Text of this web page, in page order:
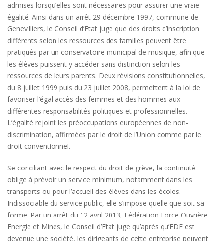
admises lorsqu’elles sont nécessaires pour assurer une vraie
égalité. Ainsi dans un arrêt 29 décembre 1997, commune de
Genevilliers, le Conseil d’Etat juge que des droits d’inscription
différents selon les ressources des familles peuvent être
pratiqués par un conservatoire municipal de musique, afin que
les élèves puissent y accéder sans distinction selon les
ressources de leurs parents. Deux révisions constitutionnelles,
du 8 juillet 1999 puis du 23 juillet 2008, permettent à la loi de
favoriser l’égal accès des femmes et des hommes aux
différentes responsabilités politiques et professionnelles.
L’égalité rejoint les préoccupations européennes de non-
discrimination, affirmées par le droit de l’Union comme par le
droit conventionnel.
Se conciliant avec le respect du droit de grève, la continuité
oblige à prévoir un service minimum, notamment dans les
transports ou pour l’accueil des élèves dans les écoles.
Indissociable du service public, elle s’impose quelle que soit sa
forme. Par un arrêt du 12 avril 2013, Fédération Force Ouvrière
Energie et Mines, le Conseil d’Etat juge qu’après qu’EDF est
devenue une société, les dirigeants de cette entreprise peuvent